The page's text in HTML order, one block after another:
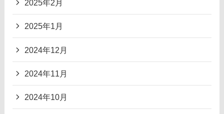
2025年2月
2025年1月
2024年12月
2024年11月
2024年10月